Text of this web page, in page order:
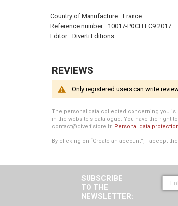
More
Information
Country of Manufacture
France
Reference number
10017-POCH LC9 2017
Editor
Diverti Editions
REVIEWS
Only registered users can write
The personal data collected concerning you is
in the website's catalogue. You have the right
contact@divertistore.fr. Personal data
By clicking on “Create an account”, I accept
SUBSCRIBE
TO THE
NEWSLETTER: